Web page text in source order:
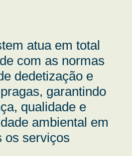
atua em total
com as normas
dedetização e
garantindo
qualidade e
ambiental em
os serviços